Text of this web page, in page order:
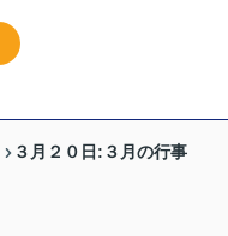
３月２０日:３月の行事